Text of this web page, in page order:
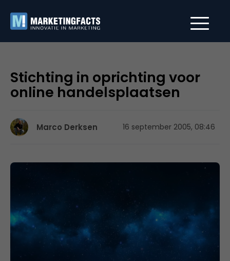
Stichting in oprichting voor
online handelsplaatsen
Marco Derksen 16 september 2005, 08:46